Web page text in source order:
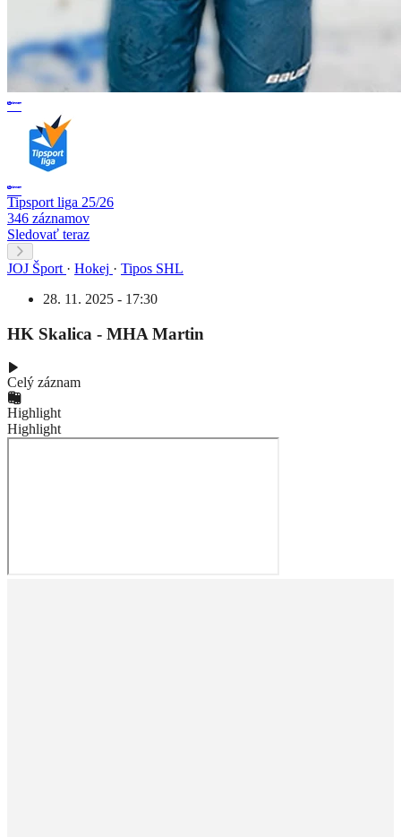
Tipsport liga 25/26
346 záznamov
Sledovať teraz
JOJ Šport · Hokej · Tipos SHL
28. 11. 2025 - 17:30
HK Skalica - MHA Martin
Celý záznam
Highlight
Highlight